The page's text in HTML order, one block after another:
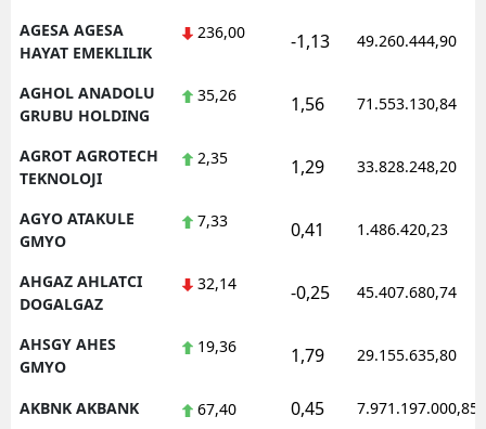
AGESA AGESA
HAYAT EMEKLILIK
236,00 -1,13 49.260.444,90
AGHOL ANADOLU
GRUBU HOLDING
35,26 1,56 71.553.130,84
AGROT AGROTECH
TEKNOLOJI
2,35 1,29 33.828.248,20
AGYO ATAKULE
GMYO
7,33 0,41 1.486.420,23
AHGAZ AHLATCI
DOGALGAZ
32,14 -0,25 45.407.680,74
AHSGY AHES
GMYO
19,36 1,79 29.155.635,80
AKBNK AKBANK 67,40 0,45 7.971.197.000,85